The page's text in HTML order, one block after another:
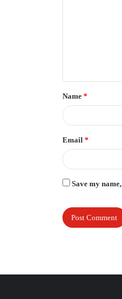
t
*
Name *
Email *
Save my